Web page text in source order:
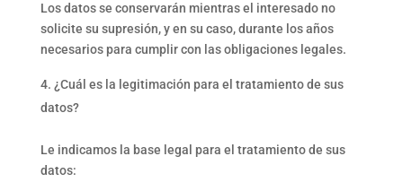
Los datos se conservarán mientras el interesado no
solicite su supresión, y en su caso, durante los años
necesarios para cumplir con las obligaciones legales.
¿Cuál es la legitimación para el tratamiento de sus
datos?
Le indicamos la base legal para el tratamiento de sus
datos: